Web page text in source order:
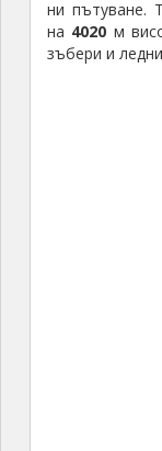
ни пътуване.
на 4020 м
зъбери и